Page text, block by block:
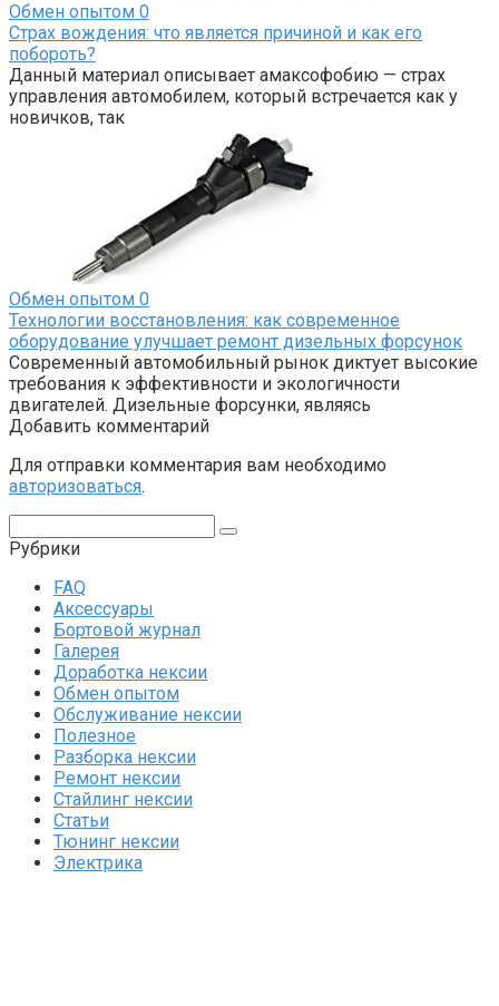
Обмен опытом 0
Страх вождения: что является причиной и как его
побороть?
Данный материал описывает амаксофобию — страх
управления автомобилем, который встречается как у
новичков, так
Обмен опытом 0
Технологии восстановления: как современное
оборудование улучшает ремонт дизельных форсунок
Современный автомобильный рынок диктует высокие
требования к эффективности и экологичности
двигателей. Дизельные форсунки, являясь
Добавить комментарий
Для отправки комментария вам необходимо
авторизоваться.
Рубрики
FAQ
Аксессуары
Бортовой журнал
Галерея
Доработка нексии
Обмен опытом
Обслуживание нексии
Полезное
Разборка нексии
Ремонт нексии
Стайлинг нексии
Статьи
Тюнинг нексии
Электрика